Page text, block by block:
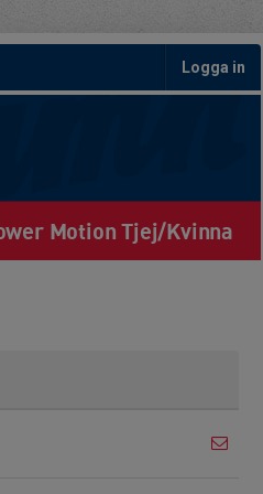
Logga in
Motion Tjej/Kvinna